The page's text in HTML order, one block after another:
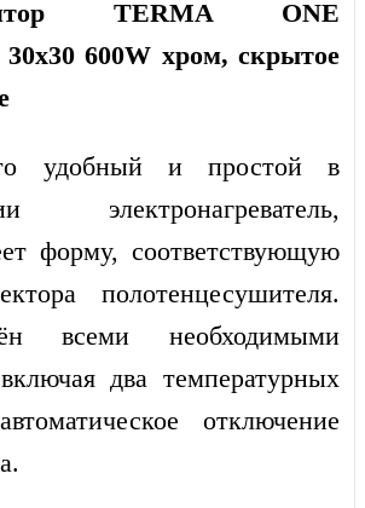
TERMA ONE
600W хром, скрытое
удобный и простой в
электронагреватель,
форму, соответствующую
полотенцесушителя.
всеми необходимыми
два температурных
отключение